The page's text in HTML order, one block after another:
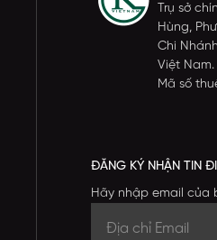
Trụ sở
Hùng,
Chi
Việt Nam.
Mã số
ĐĂNG KÝ NHẬN TIN
Hãy nhập email của